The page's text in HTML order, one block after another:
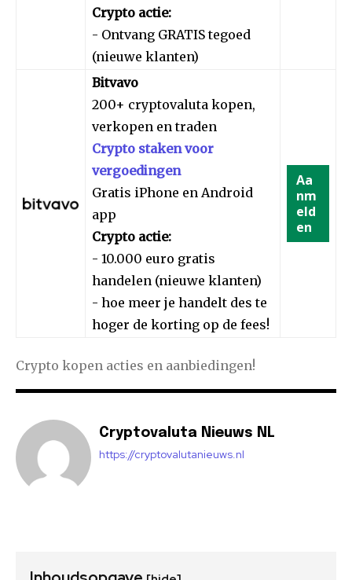
Crypto actie:
- Ontvang GRATIS tegoed
(nieuwe klanten)
Bitvavo
200+ cryptovaluta kopen,
verkopen en traden
Crypto staken voor
vergoedingen
Gratis iPhone en Android
app
Crypto actie:
- 10.000 euro gratis
handelen (nieuwe klanten)
- hoe meer je handelt des te
hoger de korting op de fees!
Aa
nm
eld
en
Crypto kopen acties en aanbiedingen!
Cryptovaluta Nieuws NL
https://cryptovalutanieuws.nl